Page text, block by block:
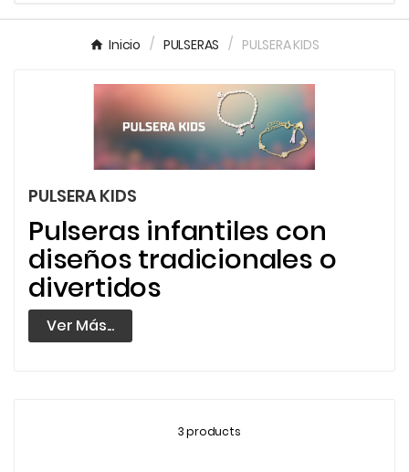
Inicio PULSERAS PULSERA KIDS
PULSERA KIDS
Pulseras infantiles con
diseños tradicionales o
divertidos
Ver Más...
3 products